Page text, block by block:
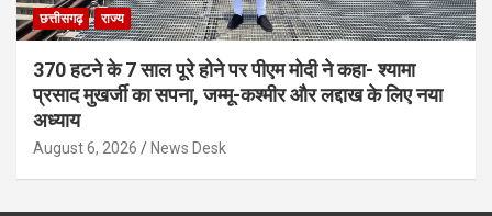
छत्तीसगढ़ राज्य
370 हटने के 7 साल पूरे होने पर पीएम मोदी ने कहा- श्यामा
प्रसाद मुखर्जी का सपना, जम्मू-कश्मीर और लद्दाख के लिए नया
अध्याय
August 6, 2026 News Desk